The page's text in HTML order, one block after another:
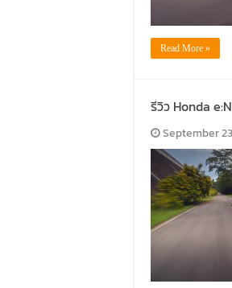
Read More »
รีวิว Honda
September